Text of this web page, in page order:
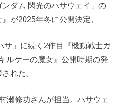
ダム 閃光のハサウェイ」の
が2025年冬に公開決定。
サ」に続く2作目『機動戦士ガ
ルケーの魔女』公開時期の発
れた。
瀬修功さんが担当。ハサウェ